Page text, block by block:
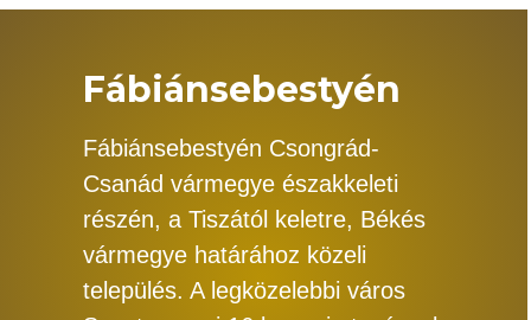
Fábiánsebestyén
Fábiánsebestyén Csongrád-
Csanád vármegye északkeleti
részén, a Tiszától keletre, Békés
vármegye határához közeli
település. A legközelebbi város